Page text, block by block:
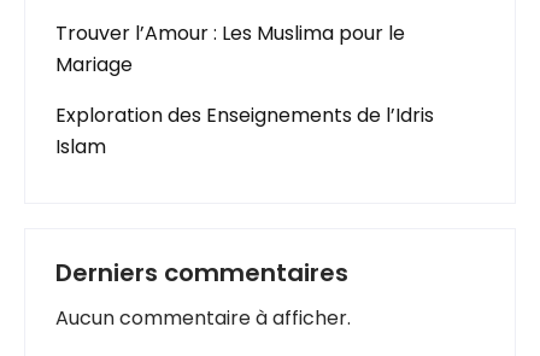
Trouver l’Amour : Les Muslima pour le
Mariage
Exploration des Enseignements de l’Idris
Islam
Derniers commentaires
Aucun commentaire à afficher.